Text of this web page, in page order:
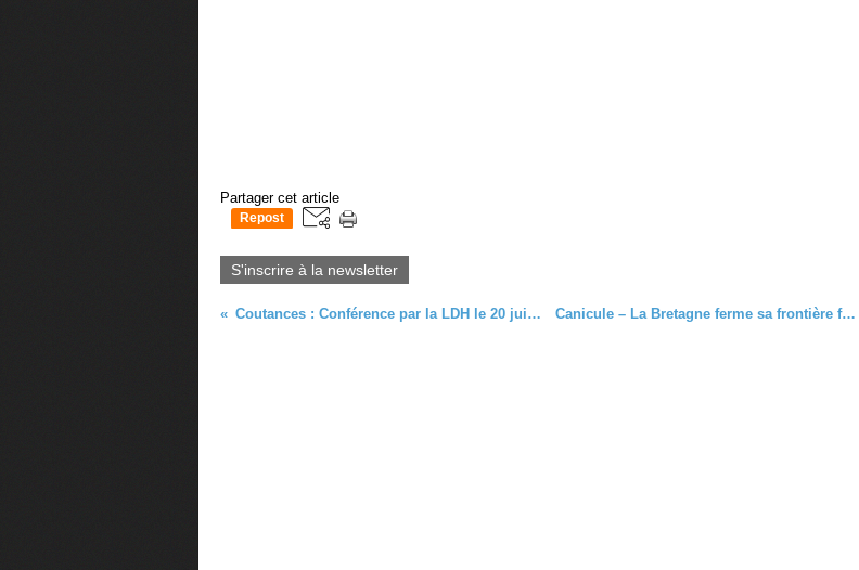
Partager cet article
Repost
S'inscrire à la newsletter
Coutances : Conférence par la LDH le 20 juin 19 : Démocratie et .....dictature du numérique. Canicule – La Bretagne ferme sa frontière face à l’arrivée massive de réfugiés climatiques